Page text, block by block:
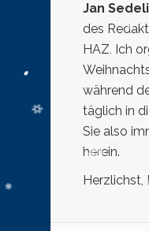
Jan
des
HAZ. Ich
während
täglich in
Sie also
herein.
Herzlichst,